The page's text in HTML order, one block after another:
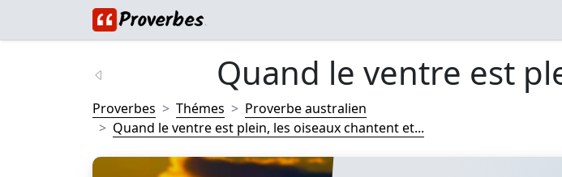
Quand le ventre est
Proverbes Thémes
Proverbe australien
Quand le ventre est plein, les oiseaux chantent et...